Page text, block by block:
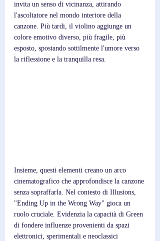
invita un senso di vicinanza, attirando
l'ascoltatore nel mondo interiore della
canzone. Più tardi, il violino aggiunge un
colore emotivo diverso, più fragile, più
esposto, spostando sottilmente l'umore verso
la riflessione e la tranquilla resa.
Insieme, questi elementi creano un arco
cinematografico che approfondisce la canzone
senza sopraffarla. Nel contesto di Illusions,
"Ending Up in the Wrong Way" gioca un
ruolo cruciale. Evidenzia la capacità di Green
di fondere influenze provenienti da spazi
elettronici, sperimentali e neoclassici